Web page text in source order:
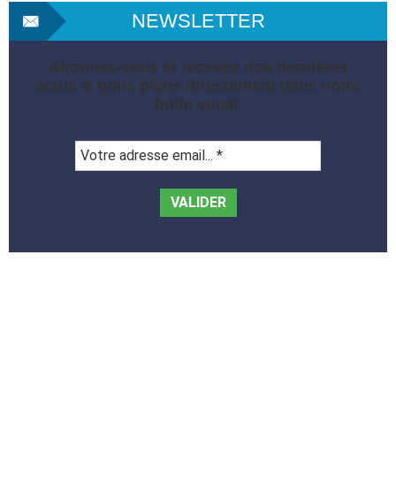
NEWSLETTER
Abonnez-vous et recevez nos dernières
actus & bons plans directement dans votre
boite email.
adresse